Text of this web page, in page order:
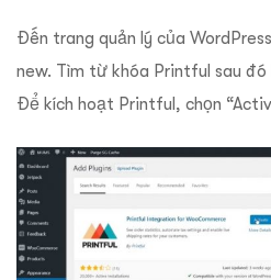
Đến trang quản lý của
new. Tìm từ khóa Printful sau đó
Để kích hoạt Printful, chọn